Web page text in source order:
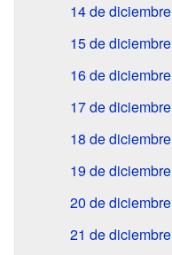
14 de diciembre
15 de diciembre
16 de diciembre
17 de diciembre
18 de diciembre
19 de diciembre
20 de diciembre
21 de diciembre